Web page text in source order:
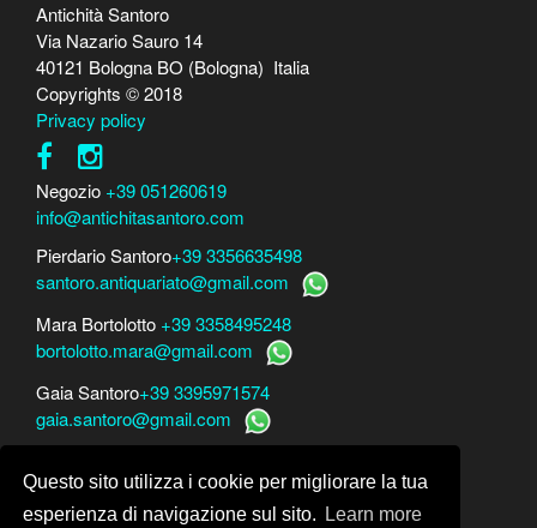
Questo sito utilizza i cookie per migliorare la tua
esperienza di navigazione sul sito.
Learn more
Antichità Santoro
Via Nazario Sauro 14
40121 Bologna BO (Bologna) Italia
Copyrights © 2018
Privacy policy
Negozio +39 051260619
info@antichitasantoro.com
Pierdario Santoro+39 3356635498
santoro.antiquariato@gmail.com
Mara Bortolotto +39 3358495248
bortolotto.mara@gmail.com
Gaia Santoro+39 3395971574
gaia.santoro@gmail.com
Mara Bortolottowww.perito-arte-antiquariato.it
Dario Santorowww.peritoarte.info